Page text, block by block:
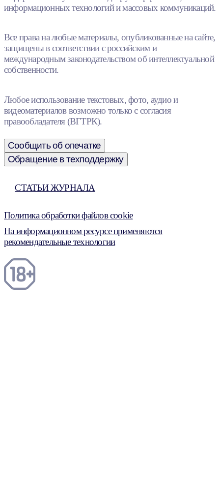
информационных технологий и массовых коммуникаций.
Все права на любые материалы, опубликованные на сайте,
защищены в соответствии с российским и
международным законодательством об интеллектуальной
собственности.
Любое использование текстовых, фото, аудио и
видеоматериалов возможно только с согласия
правообладателя (ВГТРК).
Сообщить об опечатке
Обращение в техподдержку
СТАТЬИ ЖУРНАЛА
Политика обработки файлов cookie
На информационном ресурсе применяются
рекомендательные технологии